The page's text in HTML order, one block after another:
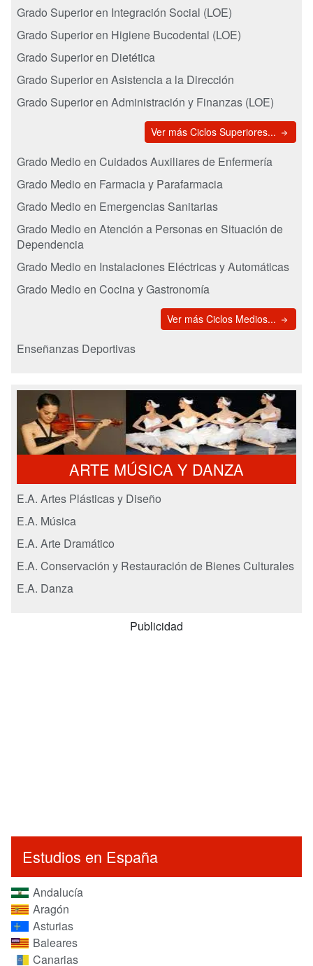
Grado Superior en Integración Social (LOE)
Grado Superior en Higiene Bucodental (LOE)
Grado Superior en Dietética
Grado Superior en Asistencia a la Dirección
Grado Superior en Administración y Finanzas (LOE)
Ver más Ciclos Superiores...
Grado Medio en Cuidados Auxiliares de Enfermería
Grado Medio en Farmacia y Parafarmacia
Grado Medio en Emergencias Sanitarias
Grado Medio en Atención a Personas en Situación de
Dependencia
Grado Medio en Instalaciones Eléctricas y Automáticas
Grado Medio en Cocina y Gastronomía
Ver más Ciclos Medios...
Enseñanzas Deportivas
ARTE MÚSICA Y DANZA
E.A. Artes Plásticas y Diseño
E.A. Música
E.A. Arte Dramático
E.A. Conservación y Restauración de Bienes Culturales
E.A. Danza
Publicidad
Estudios en España
Andalucía
Aragón
Asturias
Baleares
Canarias